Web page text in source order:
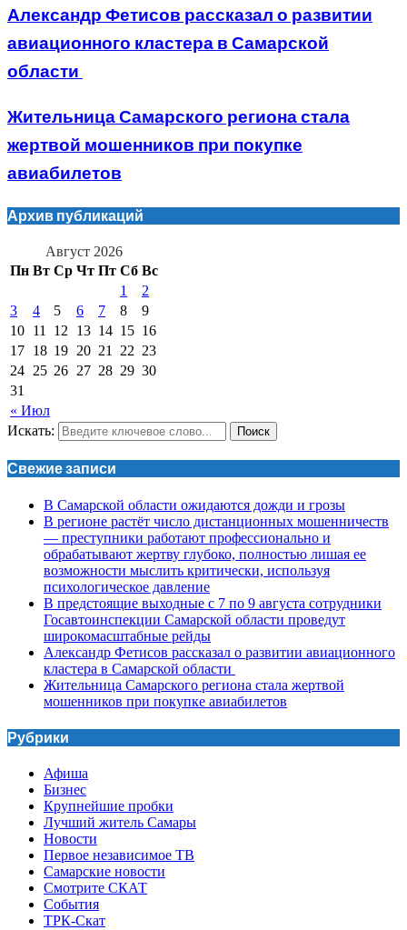
Александр Фетисов рассказал о развитии
авиационного кластера в Самарской
области
Жительница Самарского региона стала
жертвой мошенников при покупке
авиабилетов
Архив публикаций
Август 2026
Пн Вт Ср Чт Пт Сб Вс
« Июл
1
2
3
4 5 6 7 8
9
10 11 12 13 14 15 16
17 18 19 20 21 22 23
24 25 26 27 28 29 30
31
Искать: Поиск
Свежие записи
В Самарской области ожидаются дожди и грозы
В регионе растёт число дистанционных мошенничеств
— преступники работают профессионально и
обрабатывают жертву глубоко, полностью лишая ее
возможности мыслить критически, используя
психологическое давление
В предстоящие выходные с 7 по 9 августа сотрудники
Госавтоинспекции Самарской области проведут
широкомасштабные рейды
Александр Фетисов рассказал о развитии авиационного
кластера в Самарской области
Жительница Самарского региона стала жертвой
мошенников при покупке авиабилетов
Рубрики
Афиша
Бизнес
Крупнейшие пробки
Лучший житель Самары
Новости
Первое независимое ТВ
Самарские новости
Смотрите СКАТ
События
ТРК-Скат